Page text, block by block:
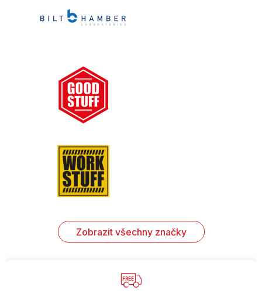
Zobrazit všechny značky